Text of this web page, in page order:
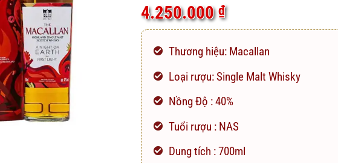
dựa trên
đánh giá
4.250.000₫
Thương hiệu: Macallan
Loại rượu:Single Malt Whisky
Nồng Độ : 40%
Tuổi rượu : NAS
Dung tích : 700ml